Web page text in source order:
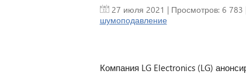
27 июля 2021 | Просмотров: 6 783
шумоподавление
Компания LG Electronics (LG)